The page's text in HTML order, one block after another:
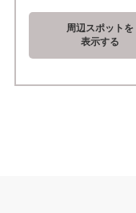
周辺スポットを
表示する